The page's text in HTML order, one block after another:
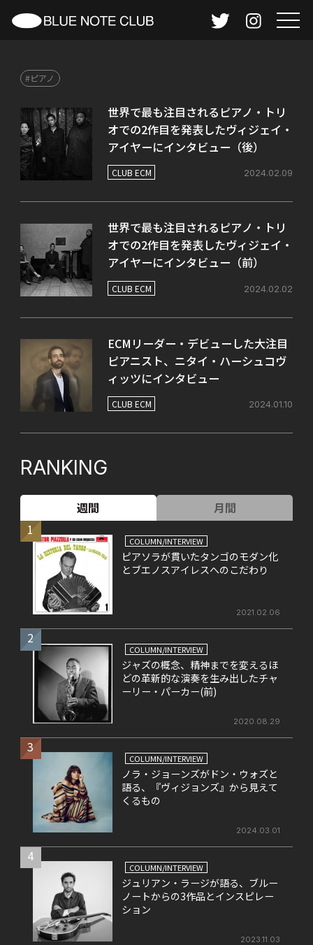
#ピアノ
世界で最も注目されるピアノ・トリ
オでの2作目を発表したヴィジェイ・
アイヤーにインタビュー（後）
CLUB ECM 2024.02.09
世界で最も注目されるピアノ・トリ
オでの2作目を発表したヴィジェイ・
アイヤーにインタビュー（前）
CLUB ECM 2024.02.02
ECMリーダー・デビューした大注目
ピアニスト、ニタイ・ハーシュコヴ
ィッツにインタビュー
CLUB ECM 2024.01.10
RANKING
週間
月間
1
COLUMN/INTERVIEW
ピアソラが貫いたタンゴのモダン化
とブエノスアイレスへのこだわり
2021.02.06
2
COLUMN/INTERVIEW
ジャズの概念、精神までを変えるほ
どの革新的な演奏を生み出したチャ
ーリー・パーカー(前)
2020.08.29
3
COLUMN/INTERVIEW
ノラ・ジョーンズがドン・ウォズと
語る、『ヴィジョンズ』から見えて
くるもの
2024.03.01
4
COLUMN/INTERVIEW
ジュリアン・ラージが語る、ブルー
ノートからの3作品とインスピレー
ション
2023.11.03